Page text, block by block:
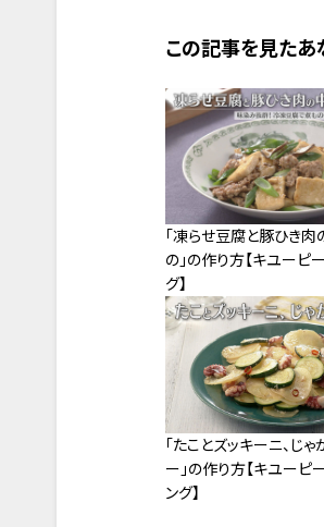
この記事を見たあ
「凍らせ豆腐と豚ひき
の」の作り方【キユーピ
グ】
「たことズッキーニ、じ
ー」の作り方【キユーピ
ング】